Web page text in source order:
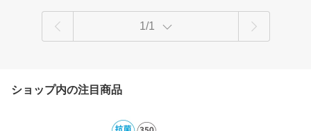
1/1
ショップ内の注目商品